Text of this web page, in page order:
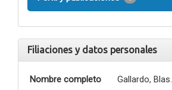
Filiaciones y datos personales
Nombre completo Gallardo, Blas.